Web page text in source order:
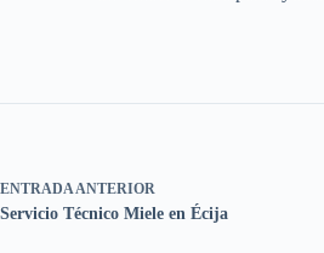
ENTRADA ANTERIOR
Servicio Técnico Miele en Écija